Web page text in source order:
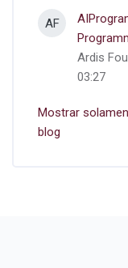
AF
Ardis
03:27
Mostrar
blog